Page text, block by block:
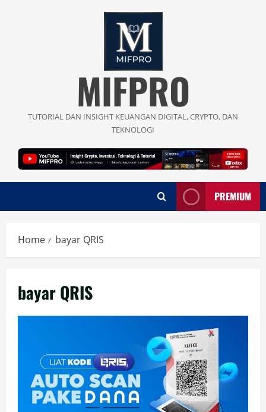
MIFPRO
TUTORIAL DAN INSIGHT KEUANGAN DIGITAL, CRYPTO, DAN
TEKNOLOGI
PREMIUM
Home bayar QRIS
bayar QRIS